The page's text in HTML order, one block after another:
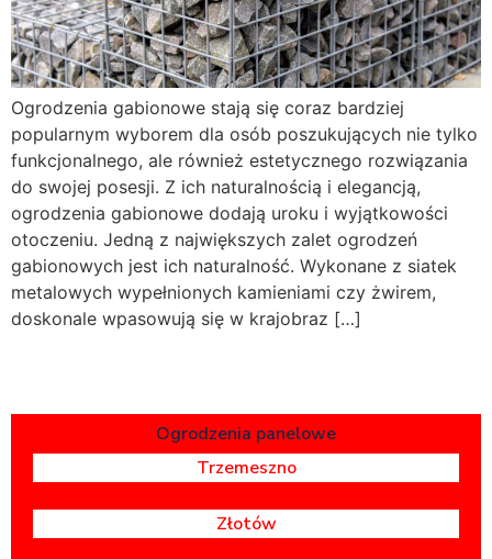
Ogrodzenia gabionowe stają się coraz bardziej
popularnym wyborem dla osób poszukujących nie tylko
funkcjonalnego, ale również estetycznego rozwiązania
do swojej posesji. Z ich naturalnością i elegancją,
ogrodzenia gabionowe dodają uroku i wyjątkowości
otoczeniu. Jedną z największych zalet ogrodzeń
gabionowych jest ich naturalność. Wykonane z siatek
metalowych wypełnionych kamieniami czy żwirem,
doskonale wpasowują się w krajobraz […]
Ogrodzenia panelowe
Trzemeszno
Złotów